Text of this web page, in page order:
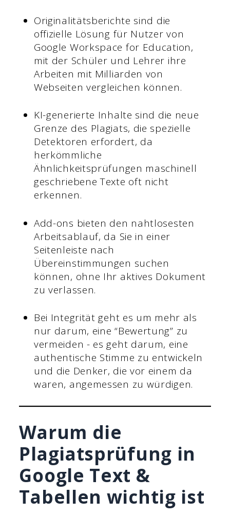
Originalitätsberichte sind die
offizielle Lösung für Nutzer von
Google Workspace for Education,
mit der Schüler und Lehrer ihre
Arbeiten mit Milliarden von
Webseiten vergleichen können.
KI-generierte Inhalte sind die neue
Grenze des Plagiats, die spezielle
Detektoren erfordert, da
herkömmliche
Ähnlichkeitsprüfungen maschinell
geschriebene Texte oft nicht
erkennen.
Add-ons bieten den nahtlosesten
Arbeitsablauf, da Sie in einer
Seitenleiste nach
Übereinstimmungen suchen
können, ohne Ihr aktives Dokument
zu verlassen.
Bei Integrität geht es um mehr als
nur darum, eine “Bewertung” zu
vermeiden - es geht darum, eine
authentische Stimme zu entwickeln
und die Denker, die vor einem da
waren, angemessen zu würdigen.
Warum die
Plagiatsprüfung in
Google Text &
Tabellen wichtig ist